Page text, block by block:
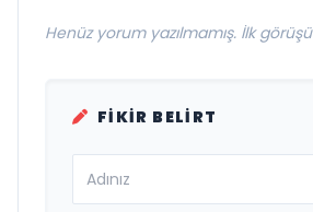
Henüz yorum yazılmamış. İlk
FIKIR BELIRT